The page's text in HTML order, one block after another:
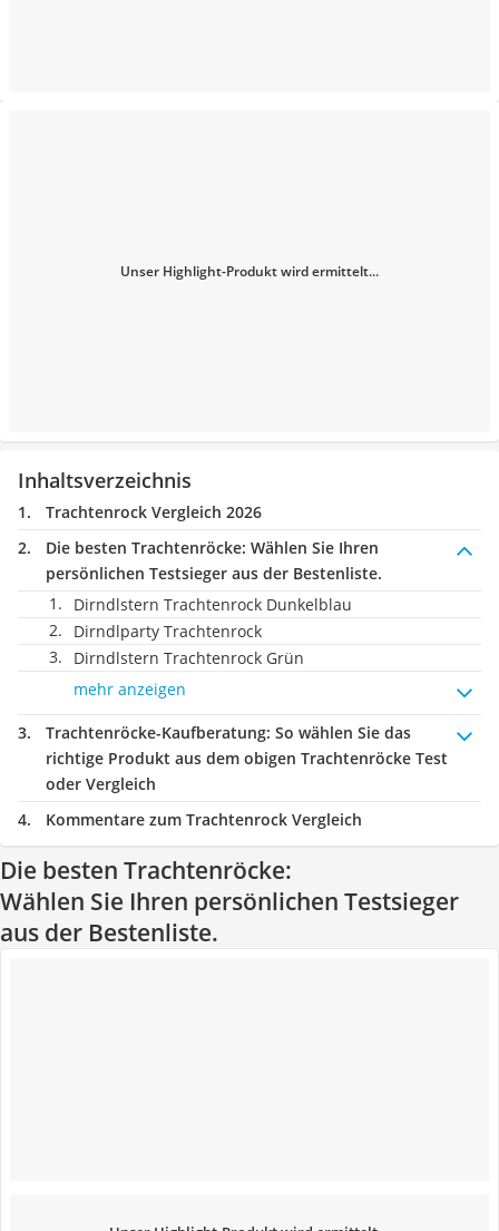
Unser Highlight-Produkt wird ermittelt...
Inhaltsverzeichnis
Trachtenrock Vergleich 2026
Die besten Trachtenröcke: Wählen Sie Ihren
persönlichen Testsieger aus der Bestenliste.
Dirndlstern Trachtenrock Dunkelblau
Dirndlparty Trachtenrock
Dirndlstern Trachtenrock Grün
mehr anzeigen
Trachtenröcke-Kaufberatung: So wählen Sie das
richtige Produkt aus dem obigen Trachtenröcke Test
oder Vergleich
Kommentare zum Trachtenrock Vergleich
Die besten Trachtenröcke:
Wählen Sie Ihren persönlichen Testsieger
aus der Bestenliste.